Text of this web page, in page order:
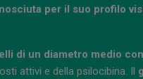
per il suo profilo
di un diametro medio
attivi e della psilocibina. Il